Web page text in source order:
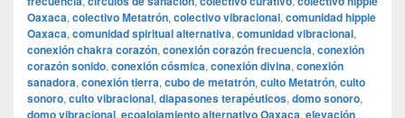
Oaxaca, colectivo Metatrón, colectivo vibracional, comunidad hippie
Oaxaca, comunidad spiritual alternativa, comunidad vibracional,
conexión chakra corazón, conexión corazón frecuencia, conexión
corazón sonido, conexión cósmica, conexión divina, conexión
sanadora, conexión tierra, cubo de metatrón, culto Metatrón, culto
sonoro, culto vibracional, diapasones terapéuticos, domo sonoro,
domo vibracional, ecoalojamiento alternativo Oaxaca, elevación